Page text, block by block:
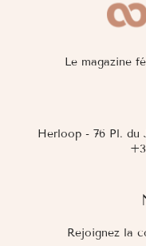
Rejoignez la
Le magazine
Herloop - 76 Pl. du